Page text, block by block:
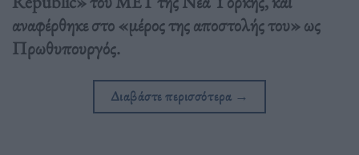
αναφέρθηκε στο «μέρος της αποστολής του» ως
Πρωθυπουργός.
Διαβάστε περισσότερα →